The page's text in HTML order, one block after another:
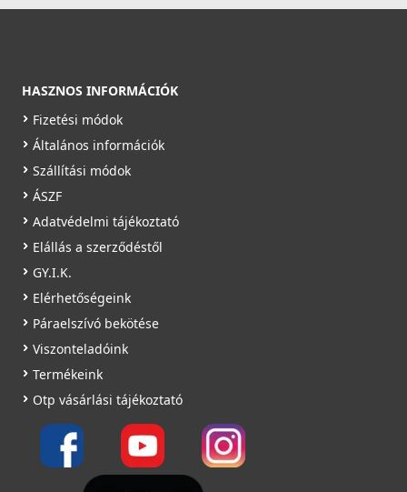
HASZNOS INFORMÁCIÓK
Fizetési módok
Általános információk
Szállítási módok
ÁSZF
Adatvédelmi tájékoztató
Elállás a szerződéstől
GY.I.K.
Elérhetőségeink
Páraelszívó bekötése
Viszonteladóink
Termékeink
Otp vásárlási tájékoztató